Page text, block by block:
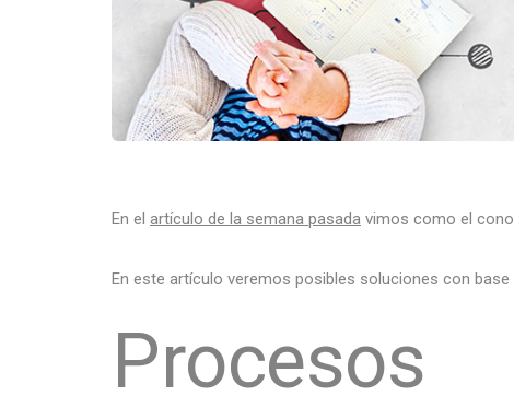
En el artículo de la semana pasada vimos como el
En este artículo veremos posibles soluciones con
Procesos